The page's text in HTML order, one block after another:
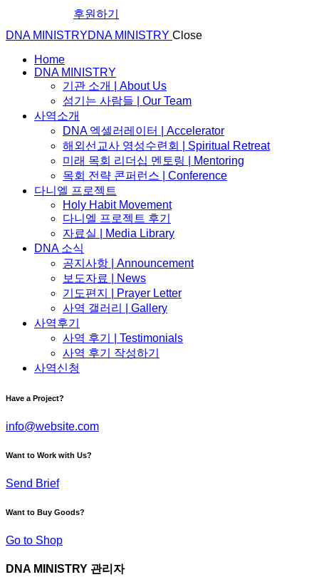
후원하기
DNA MINISTRYDNA MINISTRY Close
Home
DNA MINISTRY
기관 소개 | About Us
섬기는 사람들 | Our Team
사역소개
DNA 엑셀러레이터​ | Accelerator
해외선교사 영성수련회 | Spiritual Retreat
미래 목회 리더십 멘토링 | Mentoring
목회 전략 콘퍼런스 | Conference
다니엘 프로젝트
Holy Habit Movement
다니엘 프로젝트 후기
자료실 | Media Library
DNA 소식
공지사항 | Announcement
보도자료 | News
기도편지 | Prayer Letter
사역 갤러리 | Gallery
사역후기
사역 후기 | Testimonials
사역 후기 작성하기
사역신청
Have a Project?
info@website.com
Want to Work with Us?
Send Brief
Want to Buy Goods?
Go to Shop
DNA MINISTRY 관리자